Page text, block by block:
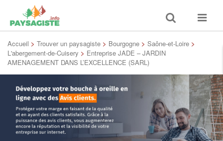
Toggle
search
Toggle
Accueil > Trouver un paysagiste > Bourgogne > Saône-et-Loire >
L'abergement-de-Cuisery > Entreprise JADE – JARDIN
AMENAGEMENT DANS L’EXCELLENCE (SARL)